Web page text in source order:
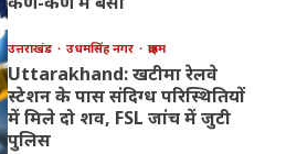
उत्तराखंड उधमसिंह नगर क्राइम
Uttarakhand: खटीमा रेलवे
स्टेशन के पास संदिग्ध परिस्थितियों
में मिले दो शव, FSL जांच में जुटी
पुलिस